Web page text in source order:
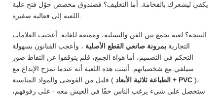
يكفي ليشعرك بالفخامة. أما التغليف؟ فصندوق مخصص حوّل فتح علبة
اللعبة إلى فعالية صغيرة.
النتيجة؟ لعبة تجمع بين الفن والتسلية، وممتعة للغاية. أعجبت العلامات
التجارية بمرونة صانعي القطع الأصلية ، وأعجب الفنانون بسهولة
التحكم في التصميم، أما هواة الجمع، فلم يتوقفوا عن التقاط صور
سيلفي مع شخصياتهم. أثبتت هذه اللعبة أنه عندما تمزج الإبداع مع
قليل من الفوضى والمواد المناسبة (
الطباعة ثلاثية الأبعاد + PVC )،
ستحصل على شيء يرغب الناس حقًا في العيش معه - على رفوفهم،